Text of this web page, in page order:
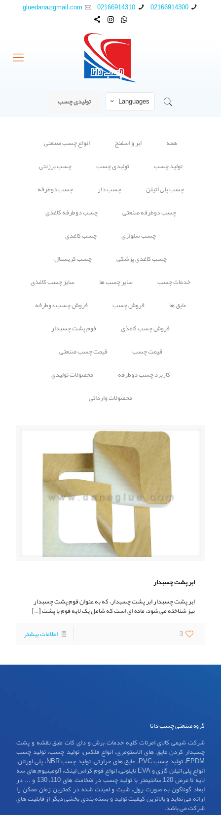
02166914300
02166914310
gluedana@gmail.com
Languages تولیدی چسب
همه ابر و اسفنج
انواع چسب صنعتی
تولید چسب
تولیدی چسب
چسب برزنتی
چسب پلی اتیلن
چسب دار
چسب دوطرفه
چسب دوطرفه صنعتی
چسب دوطرفه کاغذی
چسب سلولزی
چسب کاغذی
چسب کاغذی پزشکی
چسب کریستال
خدمات چسب
سایر چسب ها
سایز چسب کاغذی
عایق ها
فروش چسب
فروش چسب دوطرفه
فروش چسب کاغذی
فوم پشت چسبدار
قیمت چسب
قیمت چسب صنعتی
کاربرد چسب دوطرفه
محصولات تولیدی
محصولات وارداتی
ابر پشت چسبدار
ابر پشت چسبدار ابر پشت چسبدار، که به عنوان فوم پشت چسبدار
نیز شناخته می شود، ماده ای است که شامل یک لایه فوم با پشت[…]
3
اطلاعات بیشتر
گروه صنعتی چسب دانا
شرکت شیمی کالای امرتات کلیه خدمات برش و دای کات طبق نقشه و پشت
چسبدار کردن عایق های الاستومری، انواع فلکس، تولید چسب، تولید چسب
EPDM، تولید چسب PVC، عایق های حرارتی، تولید چسب NBR، پلی اورتان،
انواع پلی اتیلن گازی و EVA نایلونی، انواع فوم کراس لینک، آلومینیوم های سه
لایه تا عرض 120 سانتیمتر با تولید چسب در ضخامت های 110، 130 و ... در
ابعاد گوناگون به صورت رول، شیت و لمینت شده در کمترین زمان ممکن را
ارائه می نماید و بالاترین کیفیت تولید و بسته بندی بخشی دیگر از قابلیت های
شرکت می باشد.